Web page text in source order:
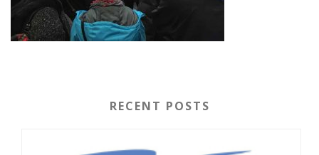
RECENT POSTS